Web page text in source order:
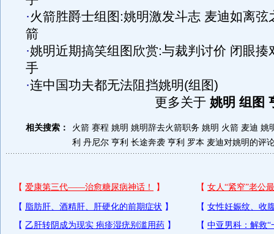
·火箭胜爵士组图:姚明激发斗志 麦迪如离弦
箭
·姚明近期搞笑组图欣赏:与裁判讨价 闭眼揍
手
·连中国功夫都无法阻挡姚明(组图)
更多关于 姚明 组图
相关搜索： 火箭 赛程 姚明 姚明辞去火箭职务 姚明 火箭 麦迪 姚
利 丹尼尔 亨利 长途奔袭 亨利 罗本 麦迪对姚明的评